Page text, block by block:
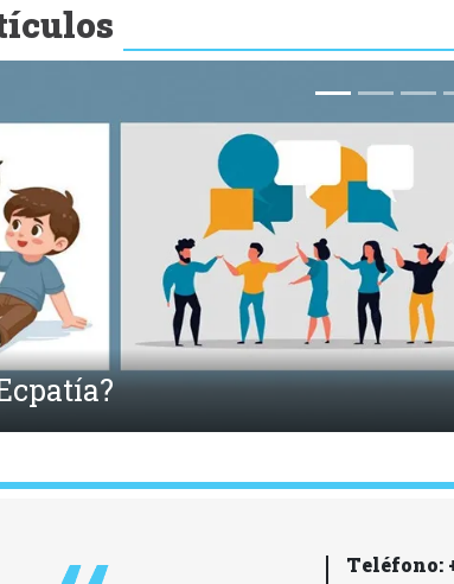
y la Quema de Libros
Teléfono: